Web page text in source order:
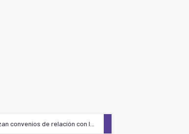
convenios de relación con l...